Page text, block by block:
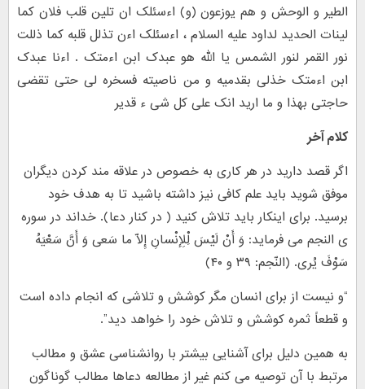
الطیر و الوحش و هم یوزعون (و) اءسئلک ان تلین قلب فلان کما
لینات الحدید لداود علیه السلام ، اءسئلک اءن تذلل قلبه کما ذللت
نور القمر لنور الشمس یا الله هو عبدک ابن اءمتک . اءنا عبدک
ابن اءمتک خذلى بقدمیه و من ناصیته فسخره لى حتى تقضى
حاجتى بهذا و ما ارید انک على کل شى ء قدیر
کلام آخر
اگر قصد دارید در هر کاری به خصوص در علاقه مند کردن دیگران
موفق شوید باید علم کافی نیز داشته باشید تا به هدف خود
برسید. برای اینکار باید تلاش کنید ( در کنار دعا). خداند در سوره
ی النجم می فرماید: وَ أَنْ لَیْسَ لِْلإِنْسانِ إِلاّ ما سَعی وَ أَنَّ سَعْیَهُ
سَوْفَ یُری. (النّجم: ۳۹ و ۴۰
(
“و نیست از برای انسان مگر کوشش و تلاشی که انجام داده است
و قطعاً ثمره کوشش و تلاش خود را خواهد دید.”
به همین دلیل برای آشنایی بیشتر با روانشناسی عشق و مطالب
مرتبط با آن توصیه می کنم غیر از مطالعه دعاها مطالب گوناگون